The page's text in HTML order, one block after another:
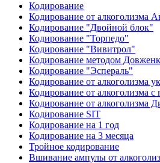
Кодирование
Кодирование от алкоголизма
Кодирование "Двойной блок"
Кодирование "Торпедо"
Кодирование "Вивитрол"
Кодирование методом
Кодирование "Эспераль"
Кодирование от алкоголизма
Кодирование от алкоголизма
Кодирование от алкоголизма
Кодирование SIT
Кодирование на 1 год
Кодирование на 3 месяца
Тройное кодирование
Вшивание ампулы от